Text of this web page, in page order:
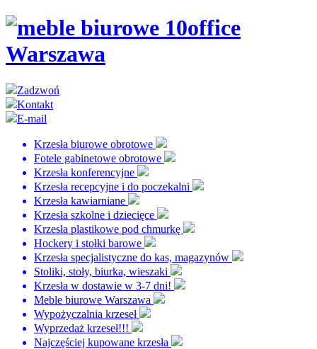
Zadzwoń
Kontakt
E-mail
Krzesła biurowe obrotowe
Fotele gabinetowe obrotowe
Krzesła konferencyjne
Krzesła recepcyjne i do poczekalni
Krzesła kawiarniane
Krzesła szkolne i dziecięce
Krzesła plastikowe pod chmurkę
Hockery i stołki barowe
Krzesła specjalistyczne do kas, magazynów
Stoliki, stoły, biurka, wieszaki
Krzesła w dostawie w 3-7 dni!
Meble biurowe Warszawa
Wypożyczalnia krzeseł
Wyprzedaż krzeseł!!!
Najczęściej kupowane krzesła